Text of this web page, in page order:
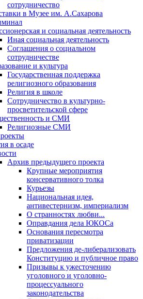
сотрудничество
в Музее им. А.Сахарова
и социальная деятельность
Иная социальная деятельность
Соглашения о социальном
сотрудничестве
и культура
Государственная поддержка
религиозного образования
Религия в школе
Сотрудничество в культурно-
просветительской сфере
и СМИ
Религиозные СМИ
в осаде
Архив предыдущего проекта
Крупные мероприятия
консервативного толка
Курьезы
Национальная идея,
антивестернизм, империализм
О странностях любви...
Оправдания дела ЮКОСа
Основания пересмотра
приватизации
Предложения де-либерализовать
Конституцию и публичное право
Призывы к ужесточению
уголовного и уголовно-
процессуального
законодательства